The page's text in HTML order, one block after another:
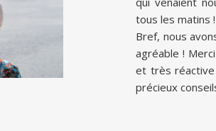
tous les matins !
Bref, nous
agréable !
et très
précieux